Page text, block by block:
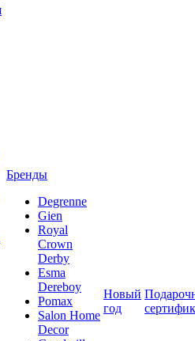
Бренды
Degrenne
Gien
Royal
Crown
Derby
Esma
Dereboy
Pomax
Salon Home
Decor
Новый
год